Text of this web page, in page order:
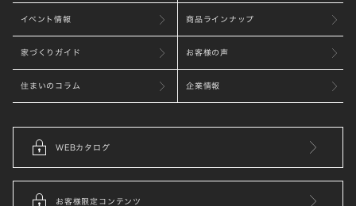
イベント情報 商品ラインナップ
家づくりガイド お客様の声
住まいのコラム 企業情報
WEBカタログ
お客様限定コンテンツ